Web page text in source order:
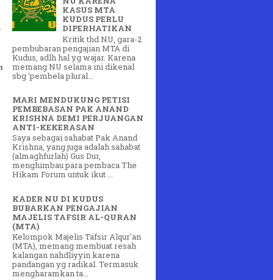
KASUS MTA
KUDUS PERLU
DIPERHATIKAN
Kritik thd NU, gara-2
pembubaran pengajian MTA di
Kudus, adlh hal yg wajar. Karena
memang NU selama ini dikenal
sbg 'pembela plural...
MARI MENDUKUNG PETISI
PEMBEBASAN PAK ANAND
KRISHNA DEMI PERJUANGAN
ANTI-KEKERASAN
Saya sebagai sahabat Pak Anand
Krishna, yang juga adalah sahabat
(almaghfurlah) Gus Dur,
menghimbau para pembaca The
Hikam Forum untuk ikut ...
KADER NU DI KUDUS
BUBARKAN PENGAJIAN
MAJELIS TAFSIR AL-QURAN
(MTA)
Kelompok Majelis Tafsir Alqur'an
(MTA), memang membuat resah
kalangan nahdliyyin karena
pandangan yg radikal. Termasuk
mengharamkan ta...